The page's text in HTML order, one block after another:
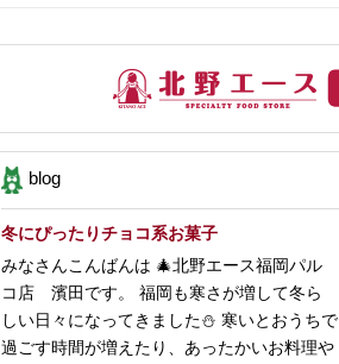
blog
冬にぴったりチョコ系お菓子
みなさんこんばんは 🎄北野エース福岡パル
コ店 濱田です。 福岡も寒さが増して冬ら
しい日々になってきました⛄️ 寒いとおうちで
過ごす時間が増えたり、あったかいお料理や